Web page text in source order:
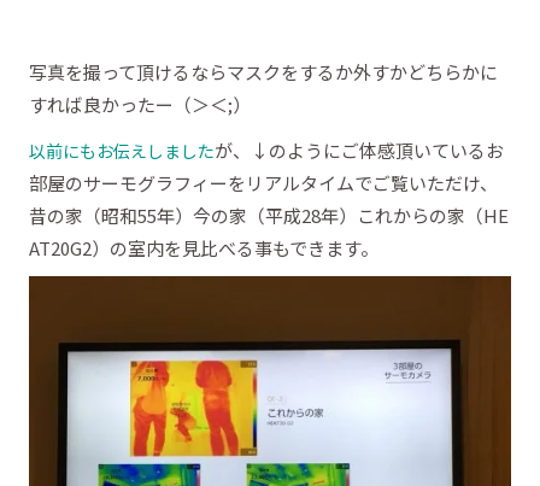
写真を撮って頂けるならマスクをするか外すかどちらかに
すれば良かったー（＞＜;）
以前にもお伝えしましたが、↓のようにご体感頂いているお
部屋のサーモグラフィーをリアルタイムでご覧いただけ、
昔の家（昭和55年）今の家（平成28年）これからの家（HE
AT20G2）の室内を見比べる事もできます。